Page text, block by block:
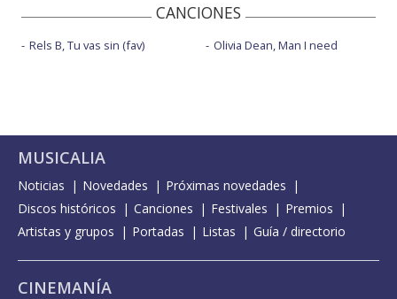
CANCIONES
Rels B, Tu vas sin (fav) Olivia Dean, Man I need
MUSICALIA
Noticias Novedades
Próximas novedades
Discos históricos
Canciones Festivales
Premios
Artistas y grupos
Portadas Listas Guía / directorio
CINEMANÍA